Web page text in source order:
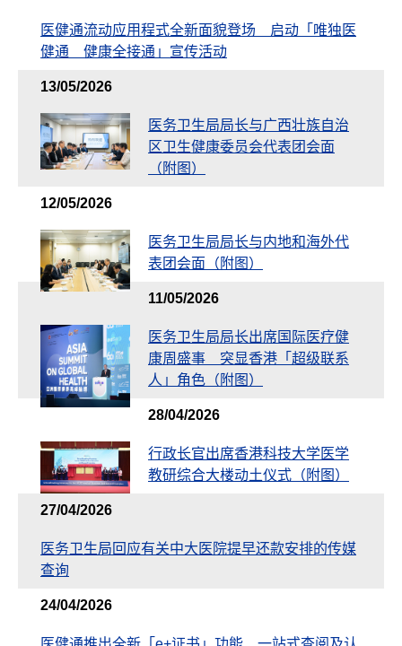
医健通流动应用程式全新面貌登场 启动「唯独医
健通 健康全接通」宣传活动
13/05/2026
医务卫生局局长与广西壮族自治
区卫生健康委员会代表团会面
（附图）
12/05/2026
医务卫生局局长与内地和海外代
表团会面（附图）
11/05/2026
医务卫生局局长出席国际医疗健
康周盛事 突显香港「超级联系
人」角色（附图）
28/04/2026
行政长官出席香港科技大学医学
教研综合大楼动土仪式（附图）
27/04/2026
医务卫生局回应有关中大医院提早还款安排的传媒
查询
24/04/2026